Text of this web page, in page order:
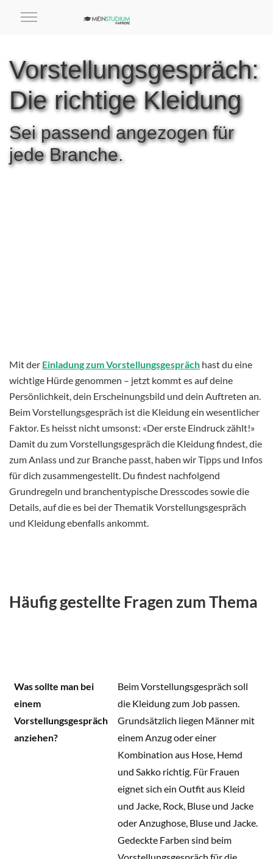
Vorstellungsgespräch:
Die richtige Kleidung
Sei passend angezogen für
jede Branche.
Mit der Einladung zum Vorstellungsgespräch hast du eine
wichtige Hürde genommen – jetzt kommt es auf deine
Persönlichkeit, dein Erscheinungsbild und dein Auftreten an.
Beim Vorstellungsgespräch ist die Kleidung ein wesentlicher
Faktor. Es heisst nicht umsonst: «Der erste Eindruck zählt!»
Damit du zum Vorstellungsgespräch die Kleidung findest, die
zum Anlass und zur Branche passt, haben wir Tipps und Infos
für dich zusammengestellt. Du findest nachfolgend
Grundregeln und branchentypische Dresscodes sowie die
Details, auf die es bei der Thematik Vorstellungsgespräch
und Kleidung ebenfalls ankommt.
Häufig gestellte Fragen zum Thema
Was sollte man bei
einem
Vorstellungsgespräch
anziehen?
Beim Vorstellungsgespräch soll
die Kleidung zum Job passen.
Grundsätzlich liegen Männer mit
einem Anzug oder einer
Kombination aus Hose, Hemd
und Sakko richtig. Für Frauen
eignet sich ein Outfit aus Kleid
und Jacke, Rock, Bluse und Jacke
oder Anzughose, Bluse und Jacke.
Gedeckte Farben sind beim